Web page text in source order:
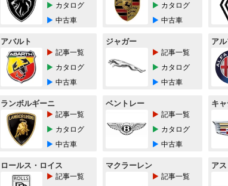
カタログ
中古車
カタログ
中古車
アバルト
記事一覧
カタログ
中古車
ジャガー
記事一覧
カタログ
中古車
ア
ランボルギーニ
記事一覧
カタログ
中古車
ベントレー
記事一覧
カタログ
中古車
キ
ロールス・ロイス
記事一覧
マクラーレン
記事一覧
ア